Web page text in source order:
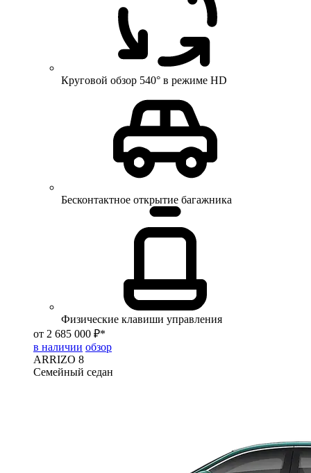
Круговой обзор 540° в режиме HD
Бесконтактное открытие багажника
Физические клавиши управления
от 2 685 000 ₽*
в наличии обзор
ARRIZO 8
Семейный седан